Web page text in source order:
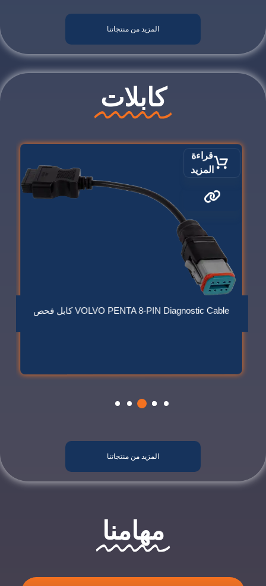
المزيد من منتجاتنا
كابلات
كابل فحص دوسان – DOOSAN DIAGNOSTICS CABLE
المزيد من منتجاتنا
مهامنا